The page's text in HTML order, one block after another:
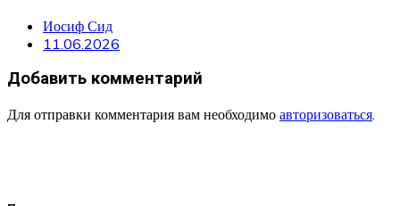
Иосиф Сид
11.06.2026
Добавить комментарий
Для отправки комментария вам необходимо авторизоваться.